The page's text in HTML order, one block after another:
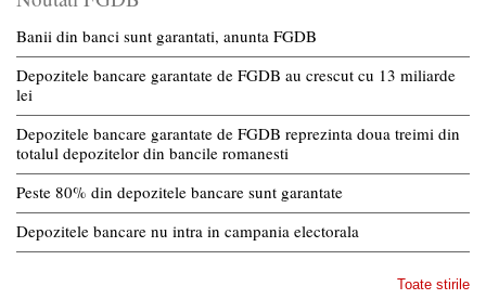
Banii din banci sunt garantati, anunta FGDB
Depozitele bancare garantate de FGDB au crescut cu 13 miliarde
lei
Depozitele bancare garantate de FGDB reprezinta doua treimi din
totalul depozitelor din bancile romanesti
Peste 80% din depozitele bancare sunt garantate
Depozitele bancare nu intra in campania electorala
Toate stirile